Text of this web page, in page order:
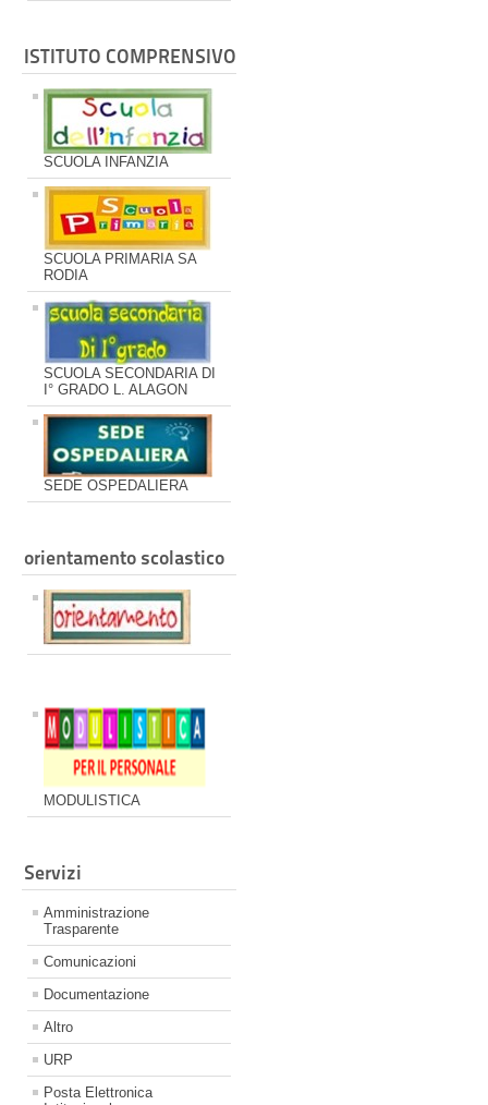
ISTITUTO COMPRENSIVO
SCUOLA INFANZIA
SCUOLA PRIMARIA SA
RODIA
SCUOLA SECONDARIA DI
I° GRADO L. ALAGON
SEDE OSPEDALIERA
orientamento scolastico
MODULISTICA
Servizi
Amministrazione
Trasparente
Comunicazioni
Documentazione
Altro
URP
Posta Elettronica